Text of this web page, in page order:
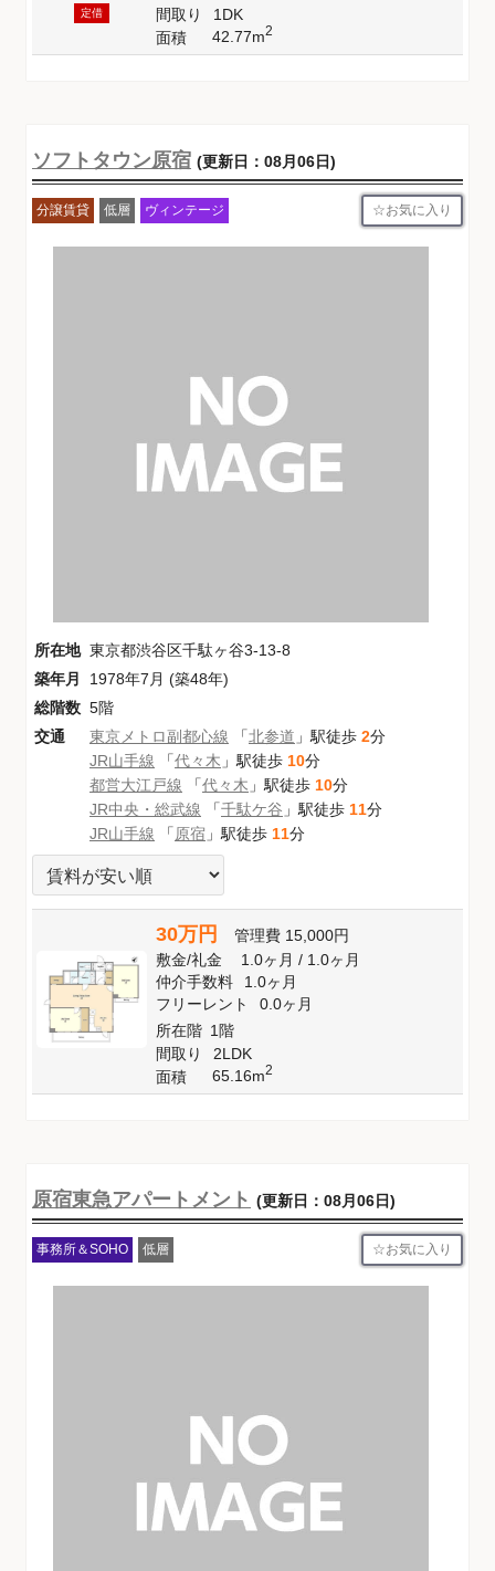
定借 間取り
1DK
面積
42.77m2
ソフトタウン原宿 (更新日：08月06日)
分譲賃貸 低層 ヴィンテージ お気に入り
所在地 東京都渋谷区千駄ヶ谷3-13-8
築年月
1978年7月 (築48年)
総階数 5階
交通
東京メトロ副都心線 「北参道 」駅徒歩 2分
JR山手線 「代々木 」駅徒歩 10分
都営大江戸線 「代々木 」駅徒歩 10分
JR中央・総武線 「千駄ケ谷 」駅徒歩 11分
JR山手線 「原宿 」駅徒歩 11分
30万円 管理費 15,000円
敷金/礼金 1.0ヶ月/ 1.0ヶ月
仲介手数料
1.0ヶ月
フリーレント
0.0ヶ月
所在階 1階
間取り
2LDK
面積
65.16m2
原宿東急アパートメント (更新日：08月06日)
事務所＆SOHO 低層 お気に入り